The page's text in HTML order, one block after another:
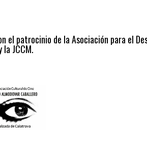
el patrocinio de la Asociación para el
la JCCM.